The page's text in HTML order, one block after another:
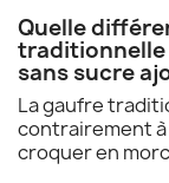
Quelle
sans sucre
La gaufre
contrairement
croquer en